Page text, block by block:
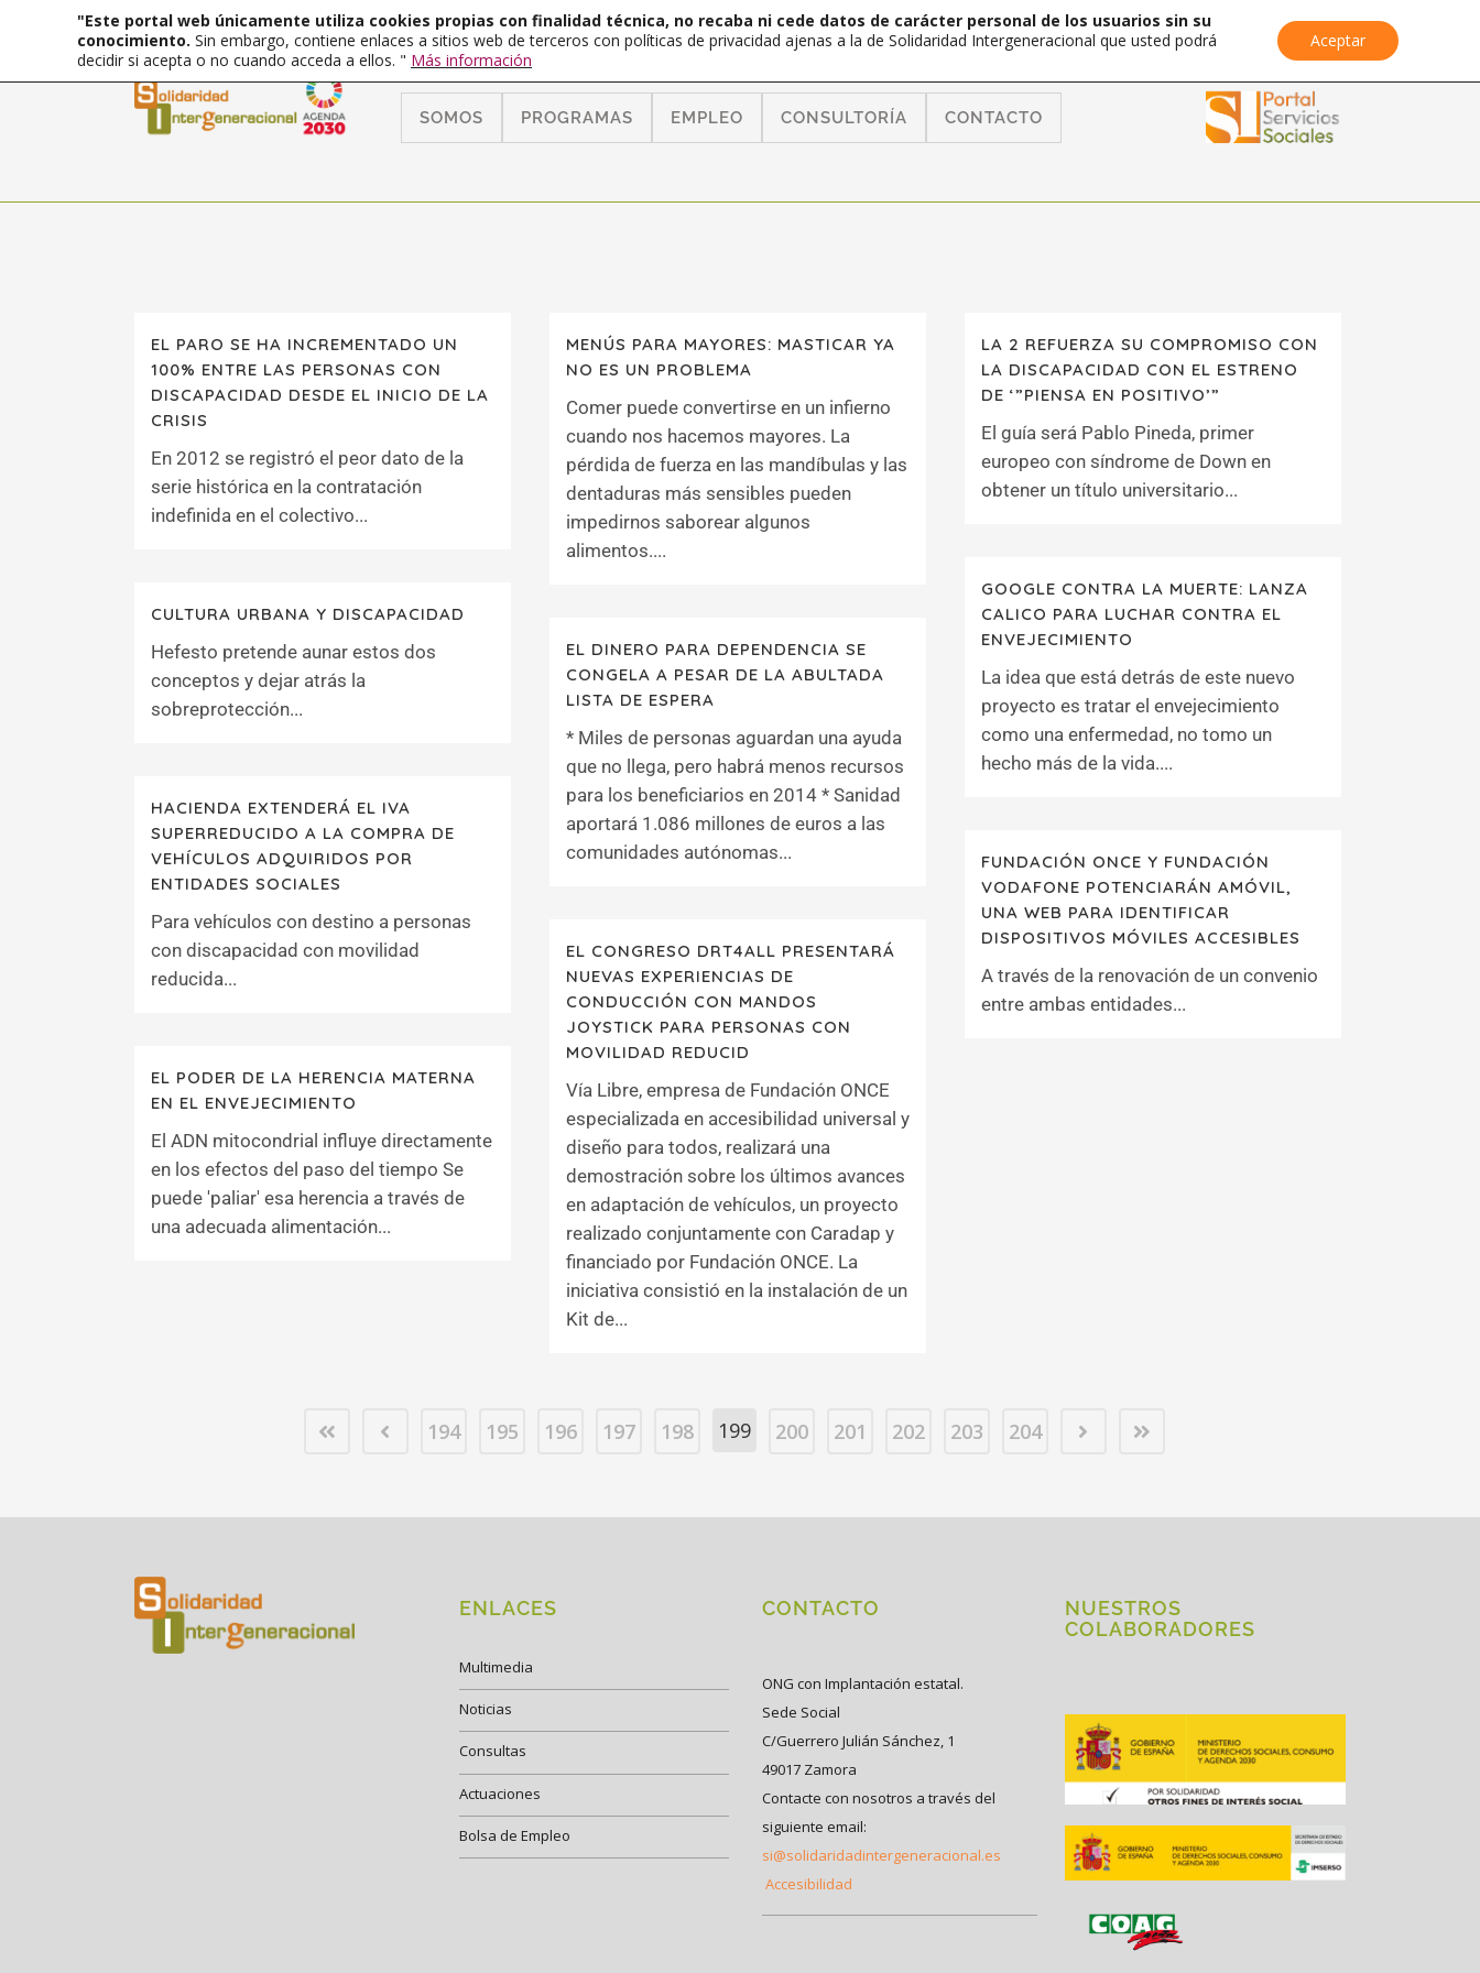
SOMOS PROGRAMAS EMPLEO CONSULTORÍA CONTACTO
EL PARO SE HA INCREMENTADO UN
100% ENTRE LAS PERSONAS CON
DISCAPACIDAD DESDE EL INICIO DE LA
CRISIS
En 2012 se registró el peor dato de la
serie histórica en la contratación
indefinida en el colectivo...
MENÚS PARA MAYORES: MASTICAR YA
NO ES UN PROBLEMA
Comer puede convertirse en un infierno
cuando nos hacemos mayores. La
pérdida de fuerza en las mandíbulas y las
dentaduras más sensibles pueden
impedirnos saborear algunos
alimentos....
LA 2 REFUERZA SU COMPROMISO CON
LA DISCAPACIDAD CON EL ESTRENO
DE ‘”PIENSA EN POSITIVO’”
El guía será Pablo Pineda, primer
europeo con síndrome de Down en
obtener un título universitario...
GOOGLE CONTRA LA MUERTE: LANZA
CALICO PARA LUCHAR CONTRA EL
ENVEJECIMIENTO
La idea que está detrás de este nuevo
proyecto es tratar el envejecimiento
como una enfermedad, no tomo un
hecho más de la vida....
CULTURA URBANA Y DISCAPACIDAD
Hefesto pretende aunar estos dos
conceptos y dejar atrás la
sobreprotección...
EL DINERO PARA DEPENDENCIA SE
CONGELA A PESAR DE LA ABULTADA
LISTA DE ESPERA
* Miles de personas aguardan una ayuda
que no llega, pero habrá menos recursos
para los beneficiarios en 2014 * Sanidad
aportará 1.086 millones de euros a las
comunidades autónomas...
HACIENDA EXTENDERÁ EL IVA
SUPERREDUCIDO A LA COMPRA DE
VEHÍCULOS ADQUIRIDOS POR
ENTIDADES SOCIALES
Para vehículos con destino a personas
con discapacidad con movilidad
reducida...
FUNDACIÓN ONCE Y FUNDACIÓN
VODAFONE POTENCIARÁN AMÓVIL,
UNA WEB PARA IDENTIFICAR
DISPOSITIVOS MÓVILES ACCESIBLES
A través de la renovación de un convenio
entre ambas entidades...
EL CONGRESO DRT4ALL PRESENTARÁ
NUEVAS EXPERIENCIAS DE
CONDUCCIÓN CON MANDOS
JOYSTICK PARA PERSONAS CON
MOVILIDAD REDUCID
Vía Libre, empresa de Fundación ONCE
especializada en accesibilidad universal y
diseño para todos, realizará una
demostración sobre los últimos avances
en adaptación de vehículos, un proyecto
realizado conjuntamente con Caradap y
financiado por Fundación ONCE. La
iniciativa consistió en la instalación de un
Kit de...
EL PODER DE LA HERENCIA MATERNA
EN EL ENVEJECIMIENTO
El ADN mitocondrial influye directamente
en los efectos del paso del tiempo Se
puede 'paliar' esa herencia a través de
una adecuada alimentación...
194 195 196 197 198 199 200 201 202 203 204
ENLACES
Multimedia
Noticias
Consultas
Actuaciones
Bolsa de Empleo
CONTACTO
ONG con Implantación estatal.
Sede Social
C/Guerrero Julián Sánchez, 1
49017 Zamora
Contacte con nosotros a través del
siguiente email:
si@solidaridadintergeneracional.es
Accesibilidad
NUESTROS
COLABORADORES
"Este portal web únicamente utiliza cookies propias con finalidad técnica, no recaba ni cede datos de carácter personal de los usuarios sin su
conocimiento. Sin embargo, contiene enlaces a sitios web de terceros con políticas de privacidad ajenas a la de Solidaridad Intergeneracional que usted podrá
decidir si acepta o no cuando acceda a ellos. " Más información
Aceptar